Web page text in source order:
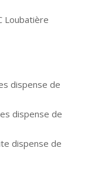
Loubatière
dispense de
dispense de
dispense de